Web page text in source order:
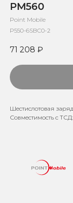
PM560
Point Mobile
P550-6SBC0-2
71 208 ₽
Шестислотовая
Совместимость с